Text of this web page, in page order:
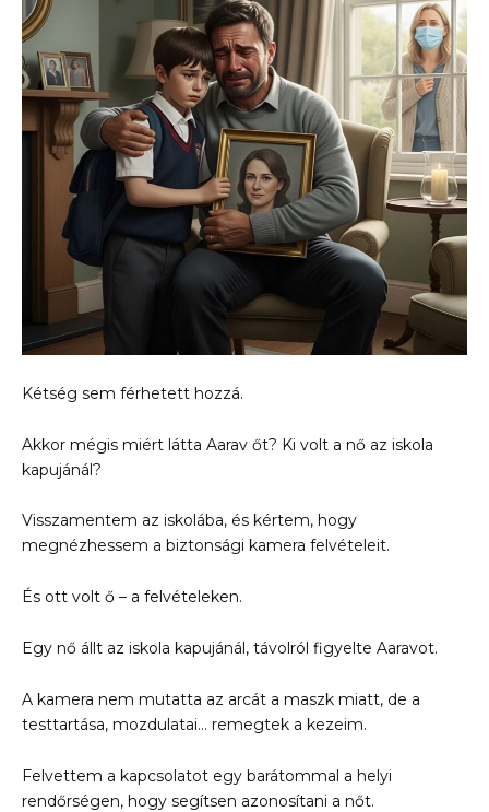
Kétség sem férhetett hozzá.
Akkor mégis miért látta Aarav őt? Ki volt a nő az iskola
kapujánál?
Visszamentem az iskolába, és kértem, hogy
megnézhessem a biztonsági kamera felvételeit.
És ott volt ő – a felvételeken.
Egy nő állt az iskola kapujánál, távolról figyelte Aaravot.
A kamera nem mutatta az arcát a maszk miatt, de a
testtartása, mozdulatai… remegtek a kezeim.
Felvettem a kapcsolatot egy barátommal a helyi
rendőrségen, hogy segítsen azonosítani a nőt.